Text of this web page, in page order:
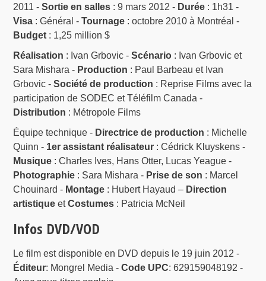
2011 -Sortie en salles : 9 mars 2012 - Durée : 1h31 -
Visa : Général -Tournage : octobre 2010 à Montréal -
Budget : 1,25 million $
Réalisation : Ivan Grbovic -Scénario : Ivan Grbovic et
Sara Mishara - Production : Paul Barbeau et Ivan
Grbovic -Société de production : Reprise Films avec la
participation de SODEC et Téléfilm Canada -
Distribution : Métropole Films
Équipe technique - Directrice de production : Michelle
Quinn - 1er assistant réalisateur : Cédrick Kluyskens -
Musique : Charles Ives, Hans Otter, Lucas Yeague -
Photographie : Sara Mishara - Prise de son : Marcel
Chouinard - Montage : Hubert Hayaud – Direction
artistique etCostumes : Patricia McNeil
Infos DVD/VOD
Le film est disponible en DVD depuis le 19 juin 2012 -
Éditeur: Mongrel Media -Code UPC: 629159048192 -